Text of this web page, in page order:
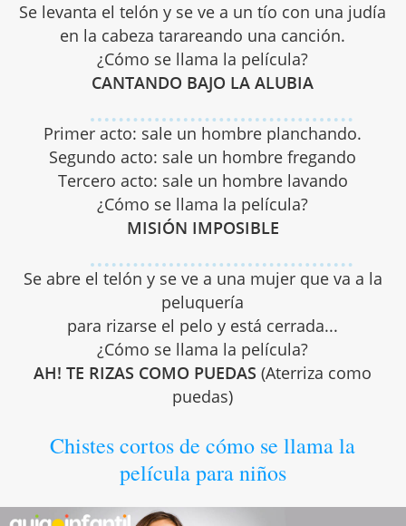
Se levanta el telón y se ve a un tío con una judía
en la cabeza tarareando una canción.
¿Cómo se llama la película?
CANTANDO BAJO LA ALUBIA
Primer acto: sale un hombre planchando.
Segundo acto: sale un hombre fregando
Tercero acto: sale un hombre lavando
¿Cómo se llama la película?
MISIÓN IMPOSIBLE
Se abre el telón y se ve a una mujer que va a la
peluquería
para rizarse el pelo y está cerrada...
¿Cómo se llama la película?
AH! TE RIZAS COMO PUEDAS (Aterriza como
puedas)
Chistes cortos de cómo se llama la
película para niños